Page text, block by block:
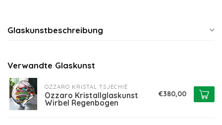
Glaskunstbeschreibung
Verwandte Glaskunst
OZZARO KRISTAL TSJECHIË
Ozzaro Kristallglaskunst
Wirbel Regenbogen
€380,00